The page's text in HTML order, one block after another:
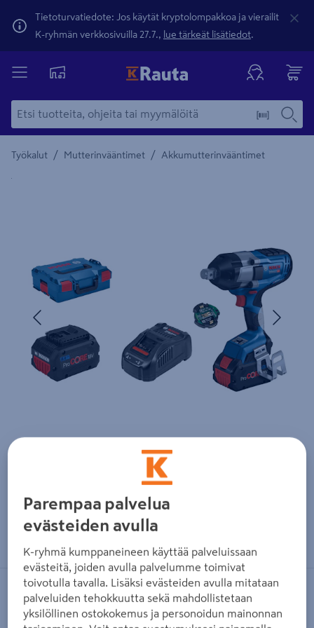
Tietoturvatiedote: Jos käytät kryptolompakkoa ja vierailit
K-ryhmän verkkosivuilla 27.7., lue tärkeät lisätiedot.
Työkalut / Mutterinvääntimet / Akkumutterinvääntimet
Yksityiskohtainen kuvaus löytyy Tuotteen kuvaus -
Zoomaa kuvaa sormilla kosketusnäytöllä
Akkumutterinväännin Bosch GDS
BOSCH BLUE
Parempaa palvelua
evästeiden avulla
K-ryhmä kumppaneineen käyttää palveluissaan
evästeitä, joiden avulla palvelumme toimivat
toivotulla tavalla. Lisäksi evästeiden avulla mitataan
palveluiden tehokkuutta sekä mahdollistetaan
yksilöllinen ostokokemus ja personoidun mainonnan